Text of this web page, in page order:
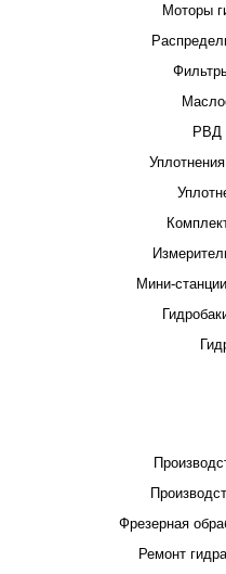
Моторы
РВД
Мини-
Фрезерная
Ремонт